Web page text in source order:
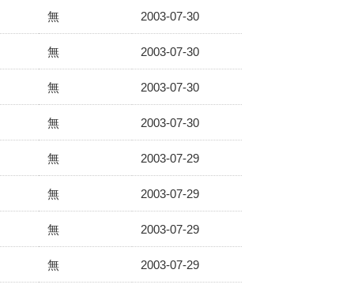
無 2003-07-30
無 2003-07-30
無 2003-07-30
無 2003-07-30
無 2003-07-29
無 2003-07-29
無 2003-07-29
無 2003-07-29